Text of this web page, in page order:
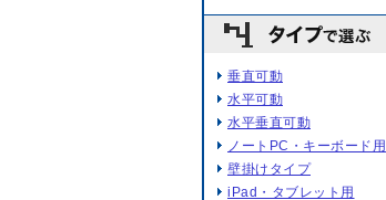
垂直可動
水平可動
水平垂直可動
ノートPC・キーボード用
壁掛けタイプ
iPad・タブレット用